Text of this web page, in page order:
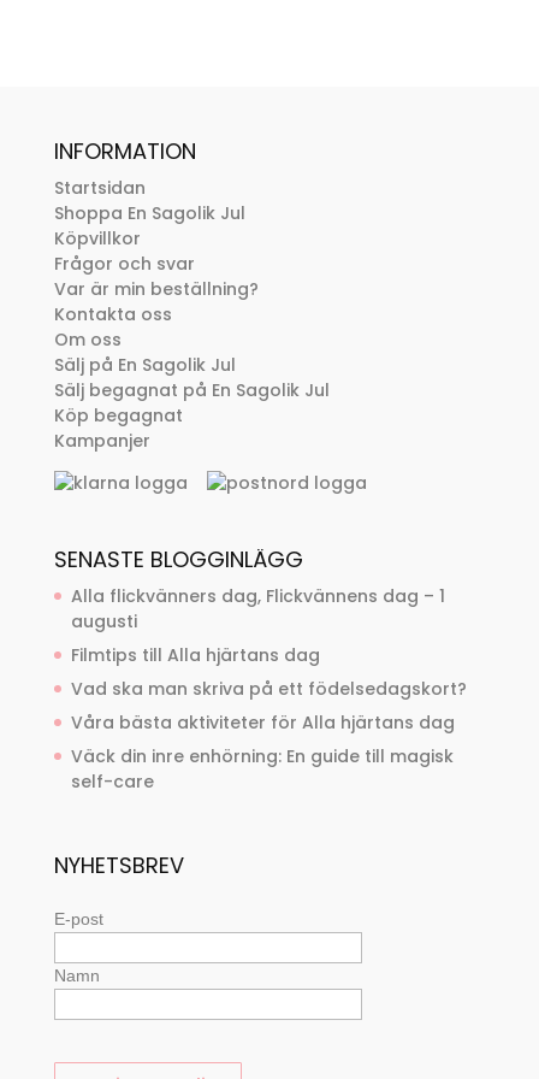
INFORMATION
Startsidan
Shoppa En Sagolik Jul
Köpvillkor
Frågor och svar
Var är min beställning?
Kontakta oss
Om oss
Sälj på En Sagolik Jul
Sälj begagnat på En Sagolik Jul
Köp begagnat
Kampanjer
SENASTE BLOGGINLÄGG
Alla flickvänners dag, Flickvännens dag – 1
augusti
Filmtips till Alla hjärtans dag
Vad ska man skriva på ett födelsedagskort?
Våra bästa aktiviteter för Alla hjärtans dag
Väck din inre enhörning: En guide till magisk
self-care
NYHETSBREV
E-post
Namn